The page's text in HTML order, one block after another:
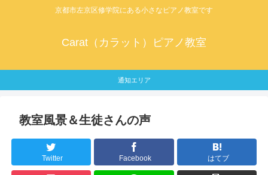
京都市左京区修学院にある小さなピアノ教室です
Carat（カラット）ピアノ教室
通知エリア
教室風景＆生徒さんの声
Twitter Facebook はてブ